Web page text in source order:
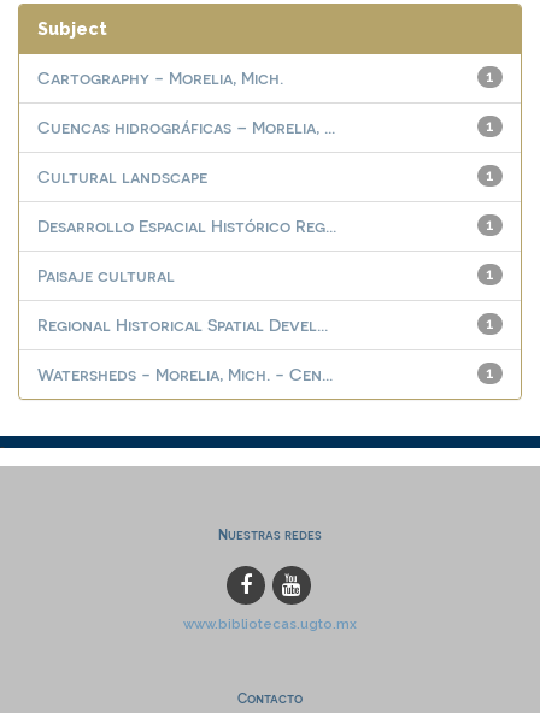
Subject
1
Cartography - Morelia, Mich.
1
Cuencas hidrográficas – Morelia, ...
1
Cultural landscape
1
Desarrollo Espacial Histórico Reg...
1
Paisaje cultural
1
Regional Historical Spatial Devel...
1
Watersheds - Morelia, Mich. - Cen...
Nuestras redes
www.bibliotecas.ugto.mx
Contacto